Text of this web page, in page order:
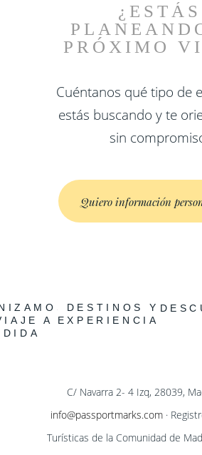
¿ESTÁS
PRÓXIMO
Cuéntanos qué tipo de
estás buscando y te
sin
Quiero información
A
DESTINOS Y
EXPERIENCIAS
C/ Navarra 2- 4 Izq, 28039,
info@passportmarks.com ·
Turísticas de la Comunidad de